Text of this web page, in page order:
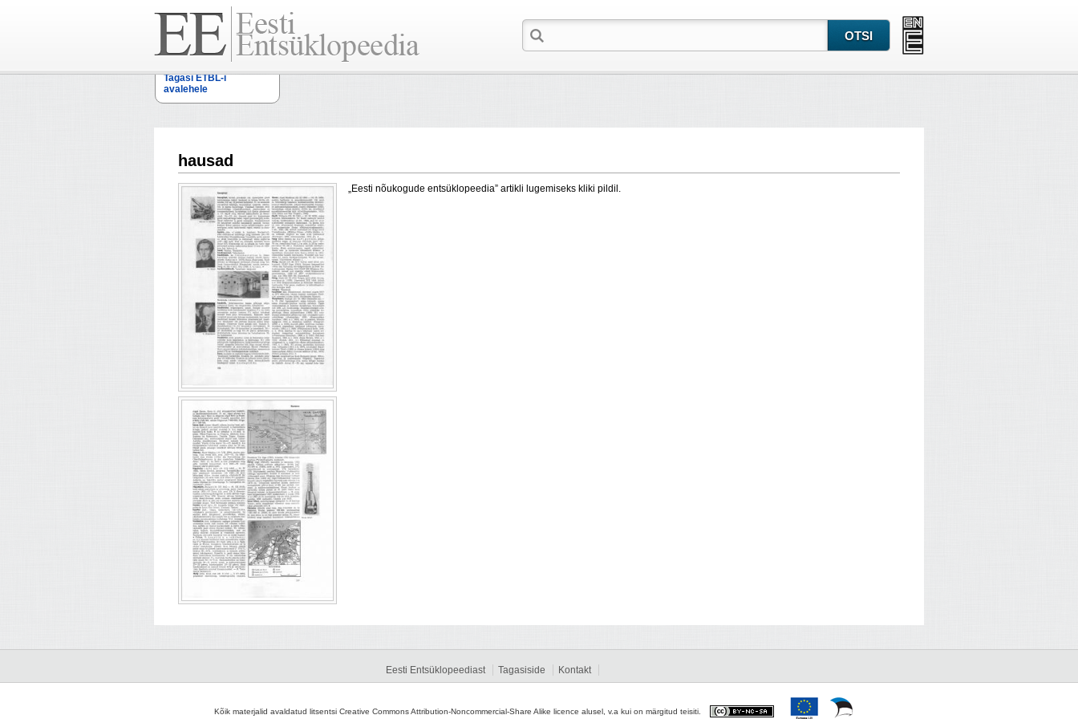
Tagasi ETBL-i
avalehele
hausad
„Eesti nõukogude entsüklopeedia” artikli lugemiseks kliki pildil.
Eesti Entsüklopeediast Tagasiside Kontakt
Kõik materjalid avaldatud litsentsi Creative Commons Attribution-Noncommercial-Share Alike licence alusel, v.a kui on märgitud teisiti.